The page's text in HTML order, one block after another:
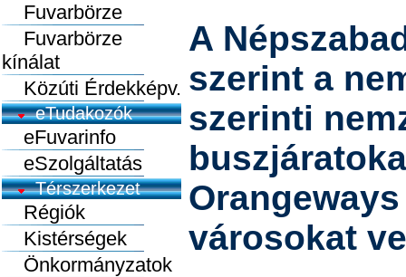
Fuvarbörze
Fuvarbörze
kínálat
Közúti Érdekképv.
eTudakozók
eFuvarinfo
eSzolgáltatás
Térszerkezet
Régiók
Kistérségek
Önkormányzatok
A
szerint a
szerinti
városokat